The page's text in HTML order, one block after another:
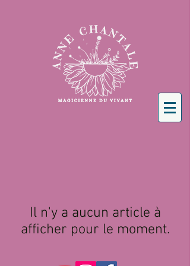
Il n'y a aucun article à
afficher pour le moment.